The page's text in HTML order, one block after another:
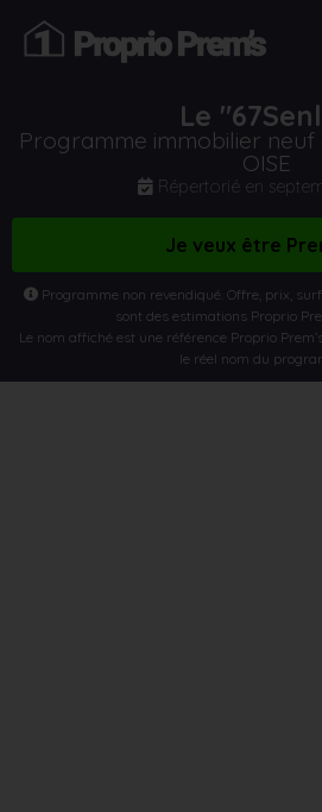
Le
Programme immobilier neuf
OISE
Répertorié en
Je veux être
Programme non revendiqué. Offre, prix,
sont des estimations Proprio
Le nom affiché est une référence Proprio
le réel nom du